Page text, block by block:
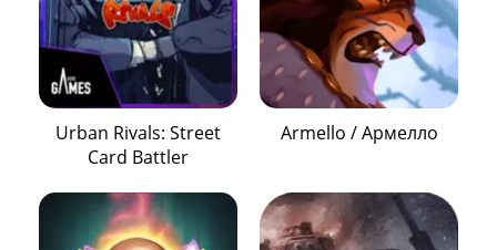
Urban Rivals: Street
Card Battler
Armello / Армелло